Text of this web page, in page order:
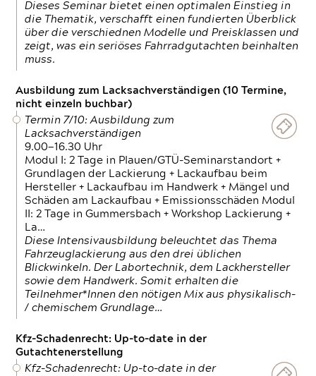
Dieses Seminar bietet einen optimalen Einstieg in
die Thematik, verschafft einen fundierten Überblick
über die verschiednen Modelle und Preisklassen und
zeigt, was ein seriöses Fahrradgutachten beinhalten
muss.
Ausbildung zum Lacksachverständigen (10 Termine,
nicht einzeln buchbar)
Termin 7/10: Ausbildung zum
Lacksachverständigen
9.00—16.30 Uhr
Modul I: 2 Tage in Plauen/GTÜ-Seminarstandort +
Grundlagen der Lackierung + Lackaufbau beim
Hersteller + Lackaufbau im Handwerk + Mängel und
Schäden am Lackaufbau + Emissionsschäden Modul
II: 2 Tage in Gummersbach + Workshop Lackierung +
La…
Diese Intensivausbildung beleuchtet das Thema
Fahrzeuglackierung aus den drei üblichen
Blickwinkeln. Der Labortechnik, dem Lackhersteller
sowie dem Handwerk. Somit erhalten die
Teilnehmer*Innen den nötigen Mix aus physikalisch-
/ chemischem Grundlage…
Kfz-Schadenrecht: Up-to-date in der
Gutachtenerstellung
Kfz-Schadenrecht: Up-to-date in der